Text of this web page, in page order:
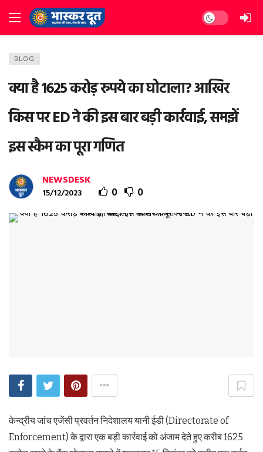
Dark mode
BLOG
क्‍या है 1625 करोड़ रुपये का घोटाला? आख‍िर
क‍िस पर ED ने की इस बार बड़ी कार्रवाई, समझें
इस स्‍कैम का पूरा गण‍ित
NEWSDESK
15/12/2023 0 0
केन्द्रीय जांच एजेंसी प्रवर्तन निदेशालय यानी ईडी (Directorate of
Enforcement) के द्वारा एक बड़ी कार्रवाई को अंजाम देते हुए करीब 1625